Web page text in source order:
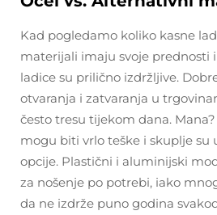
Kad pogledamo koliko kasne
materijali imaju svoje prednosti
ladice su prilično izdržljive.
otvaranja i zatvaranja u
često tresu tijekom dana.
mogu biti vrlo teške i skuplje su
opcije. Plastični i aluminijski
za nošenje po potrebi, iako
da ne izdrže puno godina